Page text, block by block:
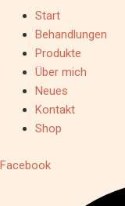
Start
Behandlungen
Produkte
Über mich
Neues
Kontakt
Shop
Facebook